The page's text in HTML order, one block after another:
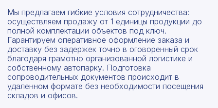
Мы предлагаем гибкие условия сотрудничества:
осуществляем продажу от 1 единицы продукции до
полной комплектации объектов под ключ.
Гарантируем оперативное оформление заказа и
доставку без задержек точно в оговоренный срок
благодаря грамотно организованной логистике и
собственному автопарку. Подготовка
сопроводительных документов происходит в
удаленном формате без необходимости посещения
складов и офисов.